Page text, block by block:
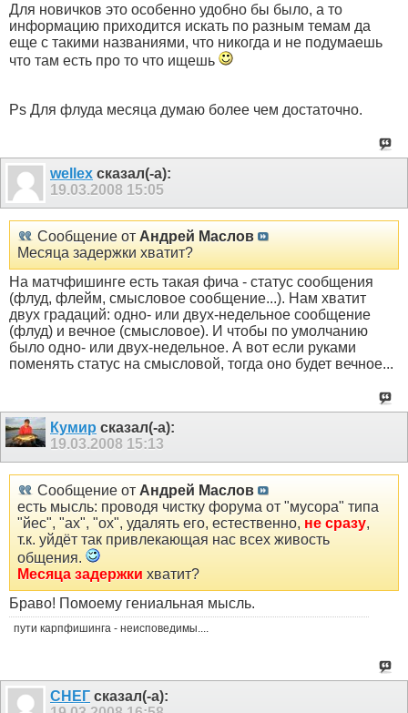
Для новичков это особенно удобно бы было, а то
информацию приходится искать по разным темам да
еще с такими названиями, что никогда и не подумаешь
что там есть про то что ищешь
Ps Для флуда месяца думаю более чем достаточно.
wellex сказал(-а):
19.03.2008 15:05
Сообщение от Андрей Маслов
Месяца задержки хватит?
На матчфишинге есть такая фича - статус сообщения
(флуд, флейм, смысловое сообщение...). Нам хватит
двух градаций: одно- или двух-недельное сообщение
(флуд) и вечное (смысловое). И чтобы по умолчанию
было одно- или двух-недельное. А вот если руками
поменять статус на смысловой, тогда оно будет вечное...
Кумир сказал(-а):
19.03.2008 15:13
Сообщение от Андрей Маслов
есть мысль: проводя чистку форума от "мусора" типа
"йес", "ах", "ох", удалять его, естественно, не сразу,
т.к. уйдёт так привлекающая нас всех живость
общения.
Месяца задержки хватит?
Браво! Помоему гениальная мысль.
пути карпфишинга - неисповедимы....
СНЕГ сказал(-а):